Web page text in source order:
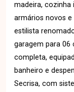
madeira,
armários novos e
estilista
garagem para 06
completa,
banheiro e
Secrisa, com